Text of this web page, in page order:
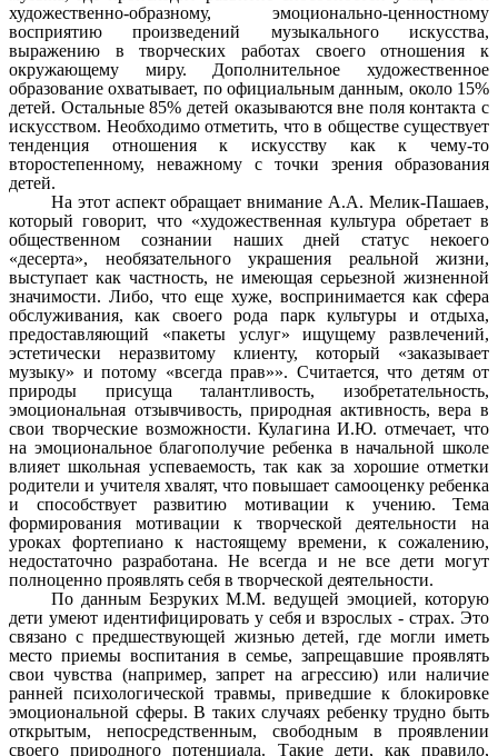
художественно-образному, эмоционально-ценностному
восприятию произведений музыкального искусства,
выражению в творческих работах своего отношения к
окружающему миру. Дополнительное художественное
образование охватывает, по официальным данным, около 15%
детей. Остальные 85% детей оказываются вне поля контакта с
искусством. Необходимо отметить, что в обществе существует
тенденция отношения к искусству как к чему-то
второстепенному, неважному с точки зрения образования
детей.
На этот аспект обращает внимание А.А. Мелик-Пашаев,
который говорит, что «художественная культура обретает в
общественном сознании наших дней статус некоего
«десерта», необязательного украшения реальной жизни,
выступает как частность, не имеющая серьезной жизненной
значимости. Либо, что еще хуже, воспринимается как сфера
обслуживания, как своего рода парк культуры и отдыха,
предоставляющий «пакеты услуг» ищущему развлечений,
эстетически неразвитому клиенту, который «заказывает
музыку» и потому «всегда прав»». Считается, что детям от
природы присуща талантливость, изобретательность,
эмоциональная отзывчивость, природная активность, вера в
свои творческие возможности. Кулагина И.Ю. отмечает, что
на эмоциональное благополучие ребенка в начальной школе
влияет школьная успеваемость, так как за хорошие отметки
родители и учителя хвалят, что повышает самооценку ребенка
и способствует развитию мотивации к учению. Тема
формирования мотивации к творческой деятельности на
уроках фортепиано к настоящему времени, к сожалению,
недостаточно разработана. Не всегда и не все дети могут
полноценно проявлять себя в творческой деятельности.
По данным Безруких М.М. ведущей эмоцией, которую
дети умеют идентифицировать у себя и взрослых - страх. Это
связано с предшествующей жизнью детей, где могли иметь
место приемы воспитания в семье, запрещавшие проявлять
свои чувства (например, запрет на агрессию) или наличие
ранней психологической травмы, приведшие к блокировке
эмоциональной сферы. В таких случаях ребенку трудно быть
открытым, непосредственным, свободным в проявлении
своего природного потенциала. Такие дети, как правило,